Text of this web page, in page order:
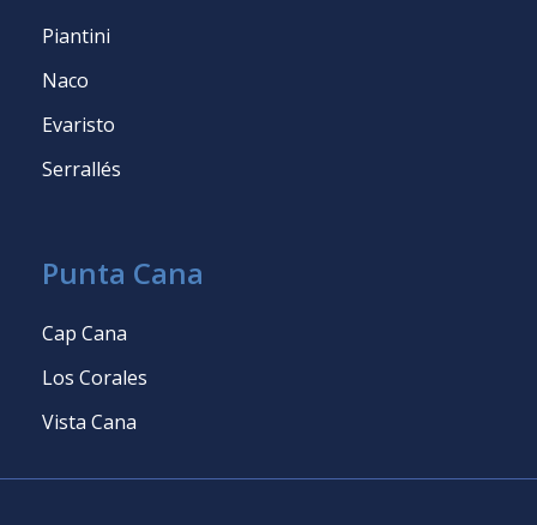
Piantini
Naco
Evaristo
Serrallés
Punta Cana
Cap Cana
Los Corales
Vista Cana